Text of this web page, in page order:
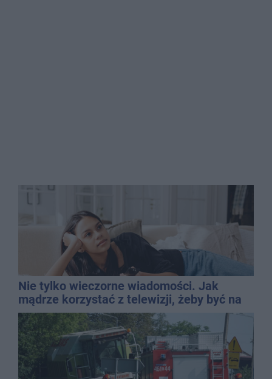
Nie tylko wieczorne wiadomości. Jak
mądrze korzystać z telewizji, żeby być na
bieżąco, ale nie żyć w informacyjnym
chaosie?